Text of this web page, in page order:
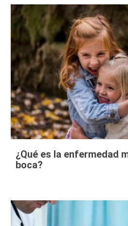
¿Qué es la enfermedad
boca?